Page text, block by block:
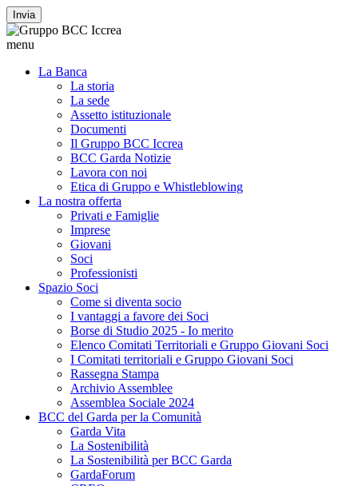
Invia
menu
La Banca
La storia
La sede
Assetto istituzionale
Documenti
Il Gruppo BCC Iccrea
BCC Garda Notizie
Lavora con noi
Etica di Gruppo e Whistleblowing
La nostra offerta
Privati e Famiglie
Imprese
Giovani
Soci
Professionisti
Spazio Soci
Come si diventa socio
I vantaggi a favore dei Soci
Borse di Studio 2025 - Io merito
Elenco Comitati Territoriali e Gruppo Giovani Soci
I Comitati territoriali e Gruppo Giovani Soci
Rassegna Stampa
Archivio Assemblee
Assemblea Sociale 2024
BCC del Garda per la Comunità
Garda Vita
La Sostenibilità
La Sostenibilità per BCC Garda
GardaForum